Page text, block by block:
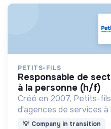
PETITS-FILS
responsable de secteur dans les services
à la personne (h/f)
Créé en 2007, Petits-
d'agences de services
dans l'aide à domicile
💡 Company in transition